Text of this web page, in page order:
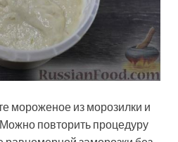
мороженое из морозилки и
повторить процедуру